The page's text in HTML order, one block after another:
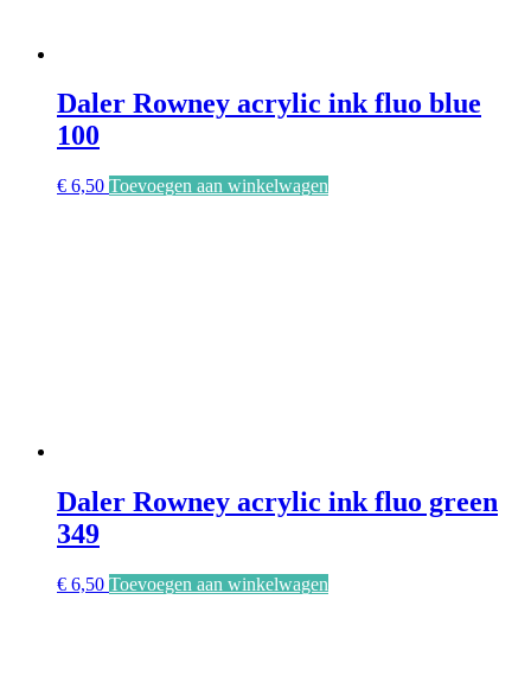
Daler Rowney acrylic ink fluo blue
100
€ 6,50 Toevoegen aan winkelwagen
Daler Rowney acrylic ink fluo green
349
€ 6,50 Toevoegen aan winkelwagen